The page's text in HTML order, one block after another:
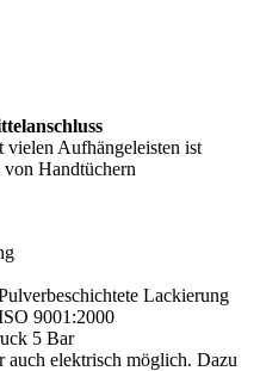
Aufhängeleisten ist
Handtüchern
Lackierung
9001:2000
5 Bar
auch elektrisch möglich. Dazu